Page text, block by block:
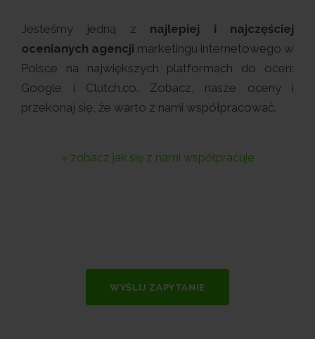
Jesteśmy jedną z najlepiej i najczęściej
ocenianych agencji marketingu internetowego w
Polsce na największych platformach do ocen:
Google i Clutch.co. Zobacz, nasze oceny i
przekonaj się, że warto z nami współpracować.
» zobacz jak się z nami współpracuje
WYŚLIJ ZAPYTANIE